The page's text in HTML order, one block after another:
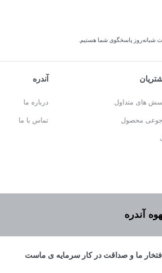
های متداول
محصول
آندره
درباره ما
تماس با ما
آندره
افتخار ما و صداقت در كار سرمايه ی ماست